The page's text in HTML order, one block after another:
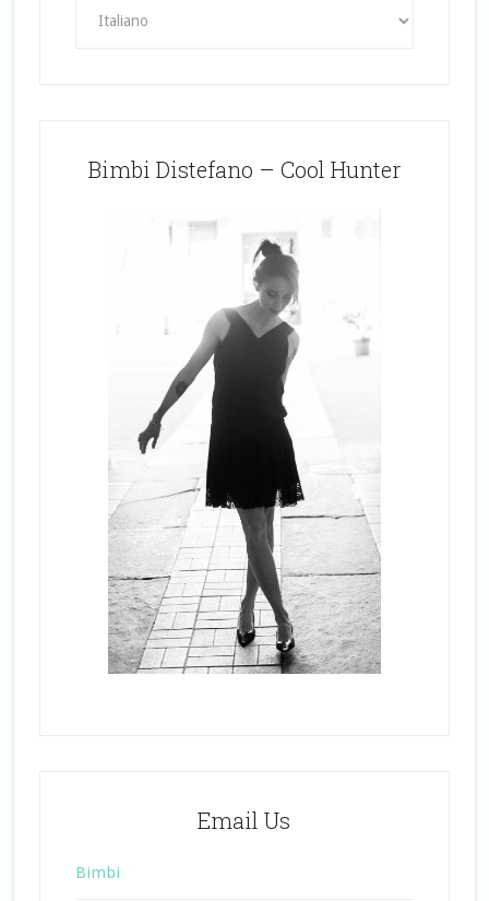
Bimbi Distefano – Cool Hunter
Email Us
Bimbi